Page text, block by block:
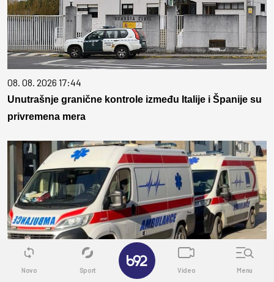
08. 08. 2026 17:44
Unutrašnje granične kontrole između Italije i Španije su
privremena mera
08. 08. 2026 18:00
Novo Sport Video Menu
✕